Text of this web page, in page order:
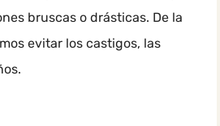
bruscas o drásticas. De la
evitar los castigos, las